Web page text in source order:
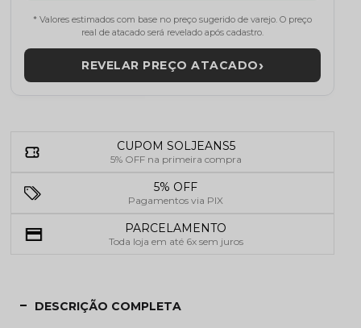
* Valores estimados com base no preço sugerido de varejo. O preço
real de atacado será revelado após cadastro.
REVELAR PREÇO ATACADO›
CUPOM SOLJEANS5
5% OFF na primeira compra
5% OFF
Pagamentos via PIX
PARCELAMENTO
Toda loja em até 6x sem juros
DESCRIÇÃO COMPLETA